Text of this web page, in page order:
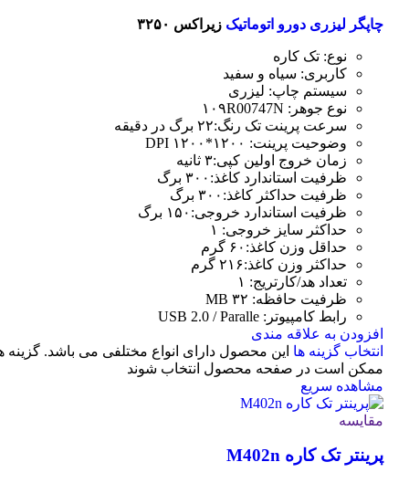
چاپگر لیزری دورو اتوماتیک زیراکس ۳۲۵۰
نوع: تک کاره
کاربری: سیاه و سفید
سیستم چاپ: لیزری
نوع جوهر: ۱۰۹R00747N
سرعت پرینت تک رنگ:۲۲ برگ در دقیقه
وضوحیت پرینت: ۱۲۰۰*۱۲۰۰ DPI
زمان خروج اولین کپی:۳ ثانیه
ظرفیت استاندارد کاغذ:۳۰۰ برگ
ظرفیت حداکثر کاغذ:۳۰۰ برگ
ظرفیت استاندارد خروجی:۱۵۰ برگ
حداکثر سایز خروجی: ۱
حداقل وزن کاغذ:۶۰ گرم
حداکثر وزن کاغذ:۲۱۶ گرم
تعداد هد/کارتریج: ۱
ظرفیت حافظه: ۳۲ MB
رابط کامپیوتر: USB 2.0 / Paralle
افزودن به علاقه مندی
انتخاب گزینه ها این محصول دارای انواع مختلفی می باشد. گزینه
ممکن است در صفحه محصول انتخاب شوند
مشاهده سریع
مقایسه
پرینتر تک کاره M402n